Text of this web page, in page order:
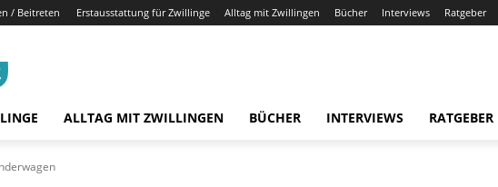
/ Beitreten Erstausstattung für Zwillinge Alltag mit Zwillingen Bücher Interviews Ratgeber
ALLTAG MIT ZWILLINGEN BÜCHER INTERVIEWS RATGEBER